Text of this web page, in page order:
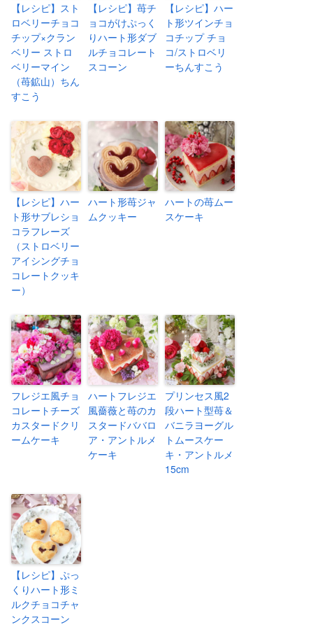
【レシピ】スト
ロベリーチョコ
チップ×クラン
ベリー ストロ
ベリーマイン
（苺鉱山）ちん
すこう
【レシピ】苺チ
ョコがけぷっく
りハート形ダブ
ルチョコレート
スコーン
【レシピ】ハー
ト形ツインチョ
コチップ チョ
コ/ストロベリ
ーちんすこう
【レシピ】ハー
ト形サブレショ
コラフレーズ
（ストロベリー
アイシングチョ
コレートクッキ
ー）
ハート形苺ジャ
ムクッキー
ハートの苺ムー
スケーキ
フレジエ風チョ
コレートチーズ
カスタードクリ
ームケーキ
ハートフレジエ
風薔薇と苺のカ
スタードババロ
ア・アントルメ
ケーキ
プリンセス風2
段ハート型苺＆
バニラヨーグル
トムースケー
キ・アントルメ
15cm
【レシピ】ぷっ
くりハート形ミ
ルクチョコチャ
ンクスコーン